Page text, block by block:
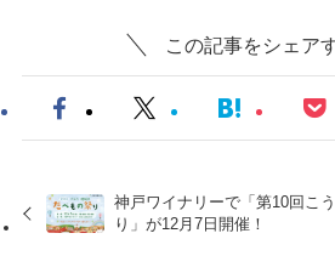
この記事をシェア
神戸ワイナリーで「第10回こ
り」が12月7日開催！